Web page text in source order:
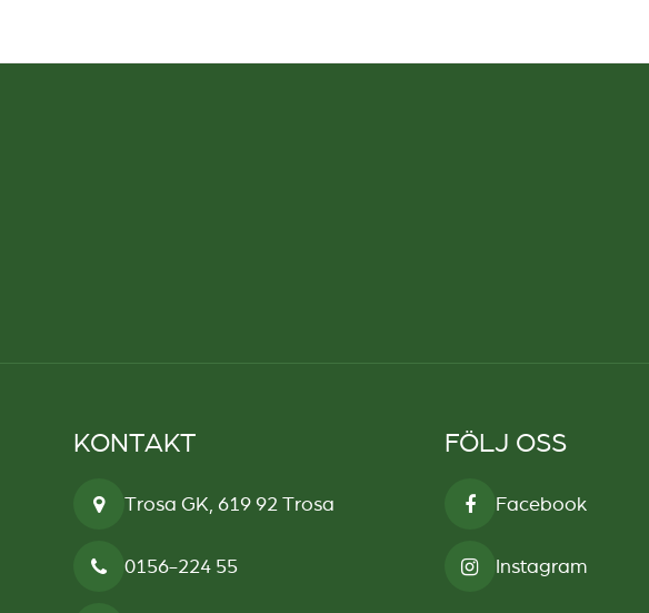
KONTAKT
Trosa GK, 619 92 Trosa
0156-224 55
FÖLJ OSS
Facebook
Instagram